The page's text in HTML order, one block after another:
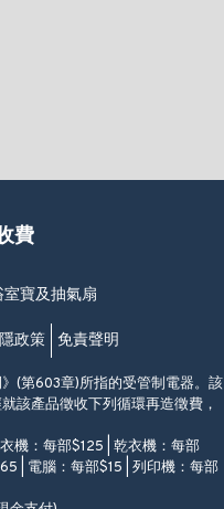
費
室寶及抽氣扇
政策 免責聲明
(第603章)所指的受管制電器。該
該產品徵收下列循環再造徵費，
機：每部$125 | 乾衣機：每部
| 電腦：每部$15 | 列印機：每部